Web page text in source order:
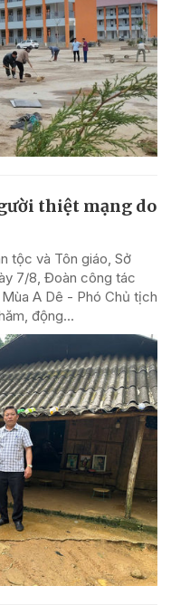
thiệt mạng do
tộc và Tôn giáo, Sở
7/8, Đoàn công tác
A Dê - Phó Chủ tịch
động...